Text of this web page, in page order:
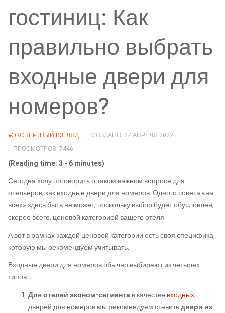
гостиниц: Как
правильно выбрать
входные двери для
номеров?
#ЭКСПЕРТНЫЙ ВЗГЛЯД
СОЗДАНО: 27 АПРЕЛЯ 2022
ПРОСМОТРОВ: 7446
(Reading time: 3 - 6 minutes)
Сегодня хочу поговорить о таком важном вопросе для
отельеров, как входные двери для номеров. Одного совета «на
всех» здесь быть не может, поскольку выбор будет обусловлен,
скорее всего, ценовой категорией вашего отеля.
А вот в рамках каждой ценовой категории есть своя специфика,
которую мы рекомендуем учитывать.
Входные двери для номеров обычно выбирают из четырех
типов.
Для отелей эконом-сегментав качестве входных
дверей для номеров мы рекомендуем ставитьдвери из